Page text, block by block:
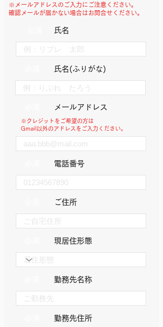
※メールアドレスのご入力にご注意ください。
確認メールが届かない場合はお問合せください。
氏名
氏名(ふりがな)
メールアドレス
※クレジットをご希望の方は
Gmail以外のアドレスをご入力ください。
電話番号
ご住所
​現居住形態
​勤務先名称
​勤務先住所